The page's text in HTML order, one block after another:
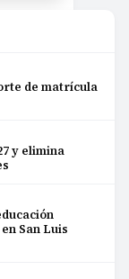
de matrícula
y elimina
San Luis